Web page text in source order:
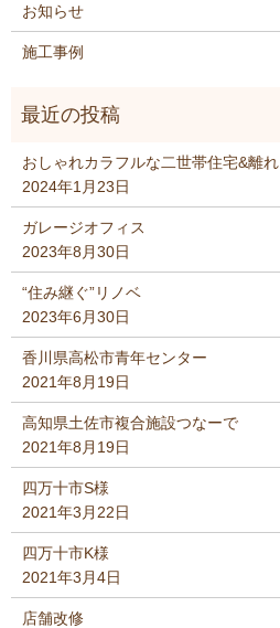
お知らせ
施工事例
おしゃれカラフルな二世帯住宅&離れ
2024年1月23日
ガレージオフィス
2023年8月30日
“住み継ぐ”リノベ
2023年6月30日
香川県高松市青年センター
2021年8月19日
高知県土佐市複合施設つなーで
2021年8月19日
四万十市S様
2021年3月22日
四万十市K様
2021年3月4日
店舗改修